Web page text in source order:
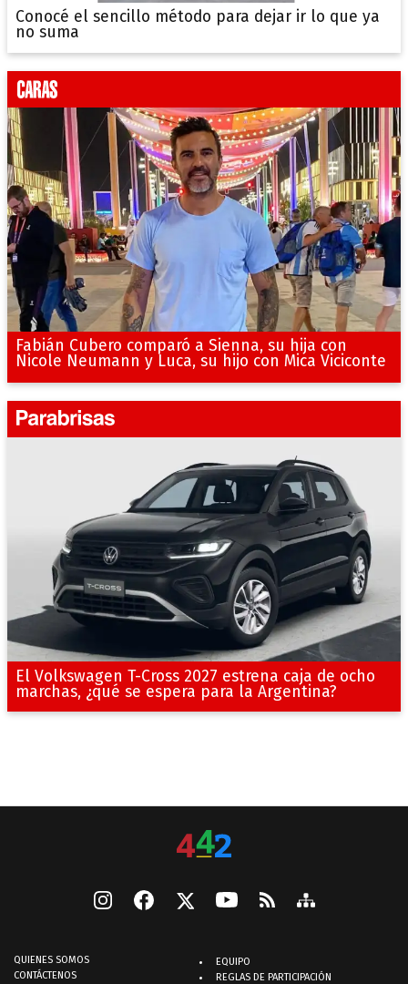
Conocé el sencillo método para dejar ir lo que ya
no suma
Fabián Cubero comparó a Sienna, su hija con
Nicole Neumann y Luca, su hijo con Mica Viciconte
El Volkswagen T-Cross 2027 estrena caja de ocho
marchas, ¿qué se espera para la Argentina?
QUIENES SOMOS
CONTÁCTENOS
EQUIPO
REGLAS DE PARTICIPACIÓN